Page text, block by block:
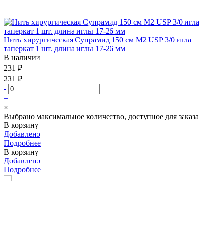
Нить хирургическая Супрамид 150 см М2 USP 3/0 игла
таперкат 1 шт. длина иглы 17-26 мм
В наличии
231 ₽
231 ₽
-
+
×
Выбрано максимальное количество, доступное для заказа
В корзину
Добавлено
Подробнее
В корзину
Добавлено
Подробнее